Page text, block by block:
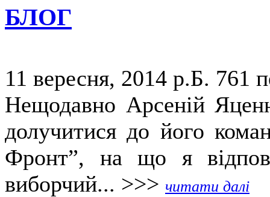
БЛОГ
11 вересня, 2014 р.Б. 761
Нещодавно Арсеній
долучитися до його
Фронт”, на що я
виборчий... >>> читати далі